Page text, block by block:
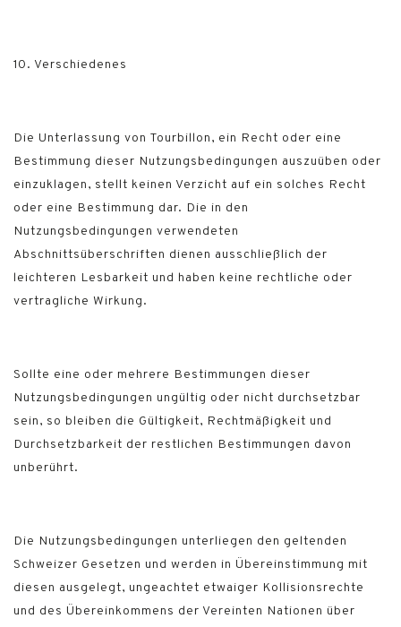
10. Verschiedenes
Die Unterlassung von Tourbillon, ein Recht oder eine
Bestimmung dieser Nutzungsbedingungen auszuüben oder
einzuklagen, stellt keinen Verzicht auf ein solches Recht
oder eine Bestimmung dar. Die in den
Nutzungsbedingungen verwendeten
Abschnittsüberschriften dienen ausschließlich der
leichteren Lesbarkeit und haben keine rechtliche oder
vertragliche Wirkung.
Sollte eine oder mehrere Bestimmungen dieser
Nutzungsbedingungen ungültig oder nicht durchsetzbar
sein, so bleiben die Gültigkeit, Rechtmäßigkeit und
Durchsetzbarkeit der restlichen Bestimmungen davon
unberührt.
Die Nutzungsbedingungen unterliegen den geltenden
Schweizer Gesetzen und werden in Übereinstimmung mit
diesen ausgelegt, ungeachtet etwaiger Kollisionsrechte
und des Übereinkommens der Vereinten Nationen über